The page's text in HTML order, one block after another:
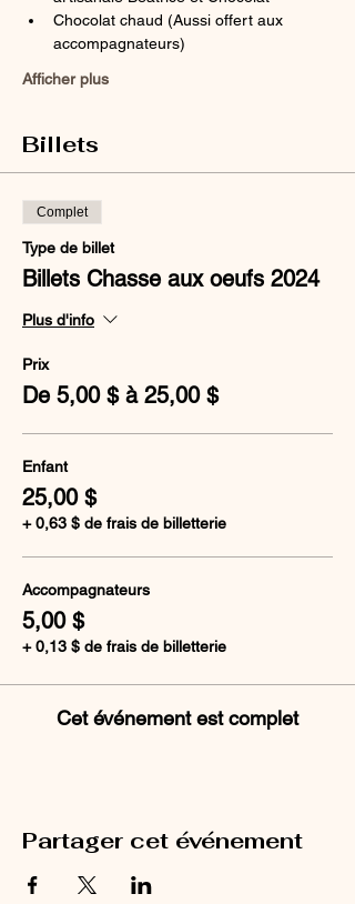
Chocolat chaud (Aussi offert aux
accompagnateurs)
Afficher plus
Billets
Complet
Type de billet
Billets Chasse aux oeufs 2024
Plus d'info
Prix
De 5,00 $ à 25,00 $
Enfant
25,00 $
+ 0,63 $ de frais de billetterie
Accompagnateurs
5,00 $
+ 0,13 $ de frais de billetterie
Cet événement est complet
Partager cet événement